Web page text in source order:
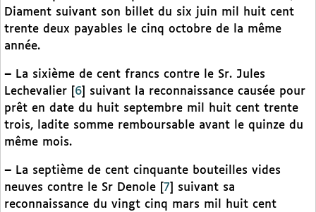
Diament suivant son billet du six juin mil huit cent
trente deux payables le cinq octobre de la même
année.
– La sixième de cent francs contre le Sr. Jules
Lechevalier
6
suivant la reconnaissance causée pour
prêt en date du huit septembre mil huit cent trente
trois, ladite somme remboursable avant le quinze du
même mois.
– La septième de cent cinquante bouteilles vides
neuves contre le Sr Denole
7
suivant sa
reconnaissance du vingt cinq mars mil huit cent